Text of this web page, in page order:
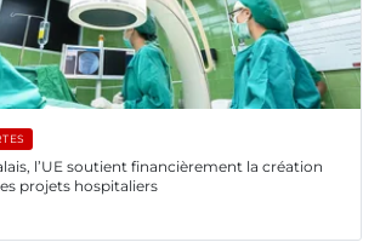
l’UE soutient financièrement la création
projets hospitaliers